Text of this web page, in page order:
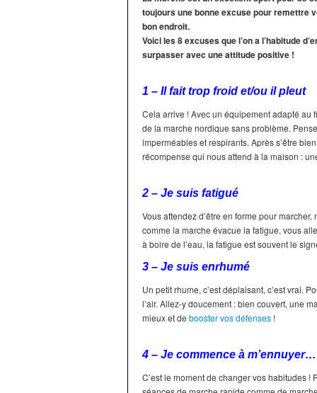
toujours une bonne excuse pour remettre
bon endroit.
Voici les 8 excuses que l’on a l’habitude
surpasser avec une attitude positive !
1 – Il fait trop froid et/ou il pleut
Cela arrive ! Avec un équipement adapté
de la marche nordique sans problème.
imperméables et respirants. Après s’être
récompense qui nous attend à la maison :
2 – Je suis fatigué
Vous attendez d’être en forme pour
comme la marche évacue la fatigue, vous
à boire de l’eau, la fatigue est souvent le
3 – Je suis enrhumé
Un petit rhume, c’est déplaisant, c’est vrai.
l’air. Allez-y doucement : bien couvert, une
mieux et de booster vos défenses !
4 – Je commence à m’ennuyer…
C’est le moment de changer vos habitudes